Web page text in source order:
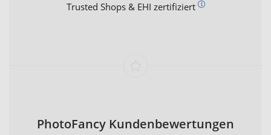
Trusted Shops & EHI zertifiziert
PhotoFancy Kundenbewertungen